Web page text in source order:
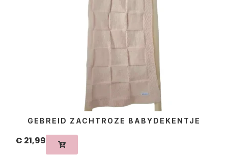
GEBREID ZACHTROZE BABYDEKENTJE
€ 21,99